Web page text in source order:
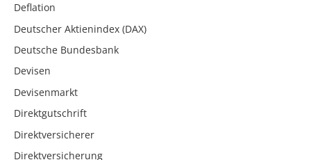
Deflation
Deutscher Aktienindex (DAX)
Deutsche Bundesbank
Devisen
Devisenmarkt
Direktgutschrift
Direktversicherer
Direktversicherung